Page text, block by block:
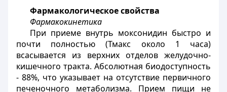
Фармакологическое свойства
Фармакокинетика
При приеме внутрь моксонидин быстро и
почти полностью (Тмакс около 1 часа)
всасывается из верхних отделов желудочно-
кишечного тракта. Абсолютная биодоступность
- 88%, что указывает на отсутствие первичного
печеночного метаболизма. Прием пищи не